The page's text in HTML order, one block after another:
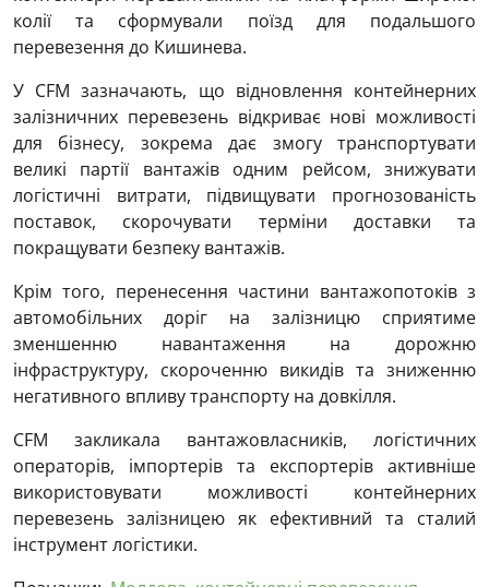
колії та сформували поїзд для подальшого
перевезення до Кишинева.
У CFM зазначають, що відновлення контейнерних
залізничних перевезень відкриває нові можливості
для бізнесу, зокрема дає змогу транспортувати
великі партії вантажів одним рейсом, знижувати
логістичні витрати, підвищувати прогнозованість
поставок, скорочувати терміни доставки та
покращувати безпеку вантажів.
Крім того, перенесення частини вантажопотоків з
автомобільних доріг на залізницю сприятиме
зменшенню навантаження на дорожню
інфраструктуру, скороченню викидів та зниженню
негативного впливу транспорту на довкілля.
CFM закликала вантажовласників, логістичних
операторів, імпортерів та експортерів активніше
використовувати можливості контейнерних
перевезень залізницею як ефективний та сталий
інструмент логістики.